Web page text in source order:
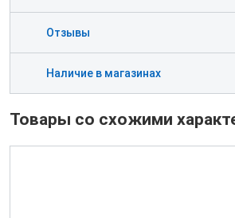
Отзывы
Наличие в магазинах
Товары со схожими